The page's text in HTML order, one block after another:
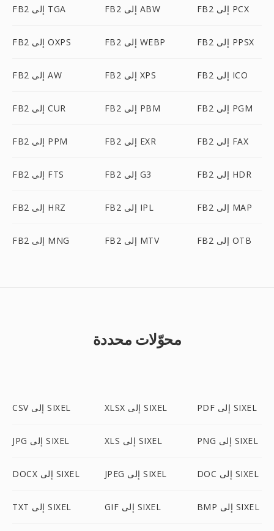
FB2 إلى TGA FB2 إلى ABW FB2 إلى PCX
FB2 إلى OXPS FB2 إلى WEBP FB2 إلى PPSX
FB2 إلى AW FB2 إلى XPS FB2 إلى ICO
FB2 إلى CUR FB2 إلى PBM FB2 إلى PGM
FB2 إلى PPM FB2 إلى EXR FB2 إلى FAX
FB2 إلى FTS FB2 إلى G3 FB2 إلى HDR
FB2 إلى HRZ FB2 إلى IPL FB2 إلى MAP
FB2 إلى MNG FB2 إلى MTV FB2 إلى OTB
محوّلات محددة
CSV إلى SIXEL XLSX إلى SIXEL PDF إلى SIXEL
JPG إلى SIXEL XLS إلى SIXEL PNG إلى SIXEL
DOCX إلى SIXEL JPEG إلى SIXEL DOC إلى SIXEL
TXT إلى SIXEL GIF إلى SIXEL BMP إلى SIXEL